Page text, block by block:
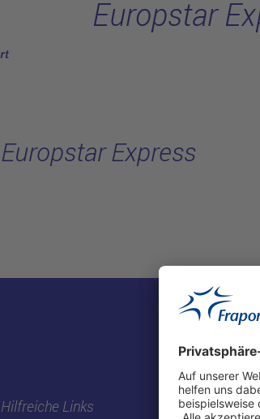
Europstar
Europstar Express
Hilfreiche Links